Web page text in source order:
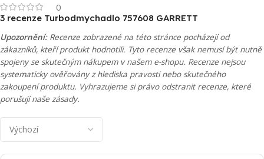
0
3 recenze Turbodmychadlo 757608 GARRETT
Upozornění:Recenze zobrazené na této stránce pocházejí od
zákazníků, kteří produkt hodnotili. Tyto recenze však nemusí být nutně
spojeny se skutečným nákupem v našem e-shopu. Recenze nejsou
systematicky ověřovány z hlediska pravosti nebo skutečného
zakoupení produktu. Vyhrazujeme si právo odstranit recenze, které
porušují naše zásady.